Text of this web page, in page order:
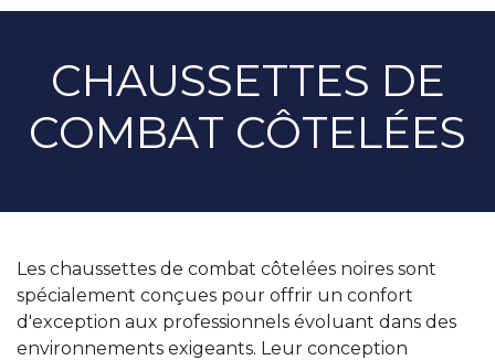
CHAUSSETTES DE
COMBAT CÔTELÉES
Les chaussettes de combat côtelées noires sont
spécialement conçues pour offrir un confort
d'exception aux professionnels évoluant dans des
environnements exigeants. Leur conception